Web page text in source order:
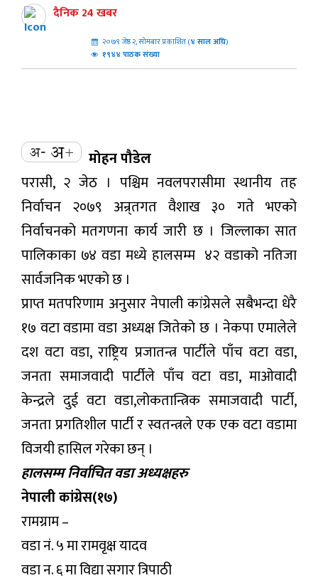
दैनिक 24 खबर
२०७९ जेष्ठ २, सोमबार प्रकाशित (४ साल अघि)
१९४४ पाठक संख्या
मोहन पौडेल
परासी, २ जेठ । पश्चिम नवलपरासीमा स्थानीय तह
निर्वाचन २०७९ अन्र्तगत वैशाख ३० गते भएको
निर्वाचनको मतगणना कार्य जारी छ । जिल्लाका सात
पालिकाका ७४ वडा मध्ये हालसम्म ४२ वडाको नतिजा
सार्वजनिक भएको छ ।
प्राप्त मतपरिणाम अनुसार नेपाली कांग्रेसले सबैभन्दा धेरै
१७ वटा वडामा वडा अध्यक्ष जितेको छ । नेकपा एमालेले
दश वटा वडा, राष्ट्रिय प्रजातन्त्र पार्टीले पाँच वटा वडा,
जनता समाजवादी पार्टीले पाँच वटा वडा, माओवादी
केन्द्रले दुई वटा वडा,लोकतान्त्रिक समाजवादी पार्टी,
जनता प्रगतिशील पार्टी र स्वतन्त्रले एक एक वटा वडामा
विजयी हासिल गरेका छन् ।
हालसम्म निर्वाचित वडा अध्यक्षहरु
नेपाली कांग्रेस(१७)
रामग्राम –
वडा नं. ५ मा रामवृक्ष यादव
वडा न. ६ मा विद्या सगार त्रिपाठी